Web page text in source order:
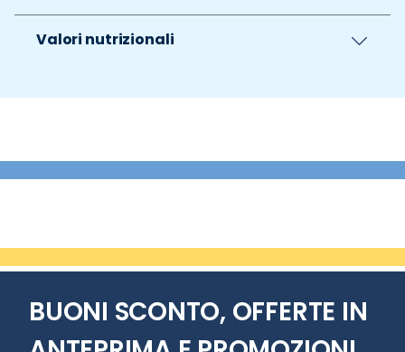
Valori nutrizionali
BUONI SCONTO, OFFERTE IN